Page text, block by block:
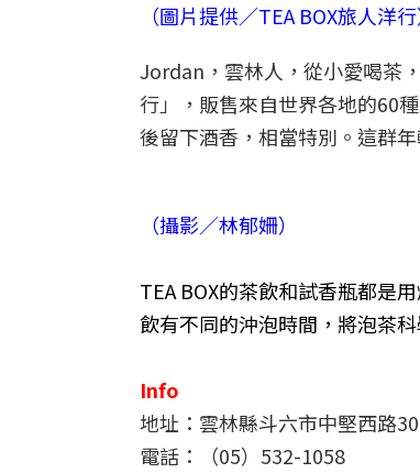
（圖片提供／TEA BOX旅人洋行
Jordan，雲林人，從小愛喝茶
行」，販售來自世界各地的60
後留下酒香，相當特別。這群
（攝影／林郁姍）
TEA BOX的茶飲和試香瓶都是
飲有不同的沖泡時間，將泡茶
Info
地址：雲林縣斗六市中堅西路
電話：（05）532-1058